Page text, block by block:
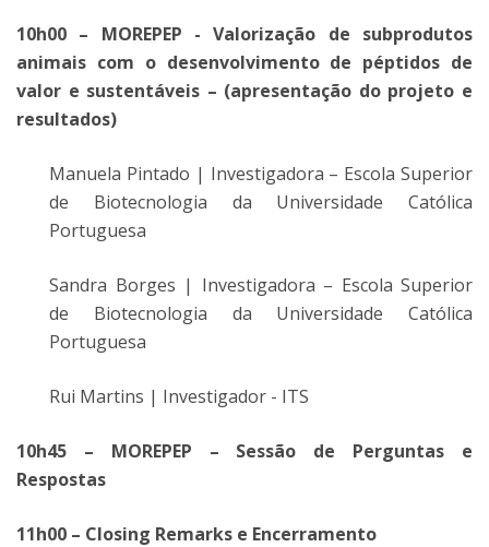
10h00 – MOREPEP - Valorização de subprodutos
animais com o desenvolvimento de péptidos de
valor e sustentáveis – (apresentação do projeto e
resultados)
Manuela Pintado | Investigadora – Escola Superior
de Biotecnologia da Universidade Católica
Portuguesa
Sandra Borges | Investigadora – Escola Superior
de Biotecnologia da Universidade Católica
Portuguesa
Rui Martins | Investigador - ITS
10h45 – MOREPEP – Sessão de Perguntas e
Respostas
11h00 – Closing Remarks e Encerramento